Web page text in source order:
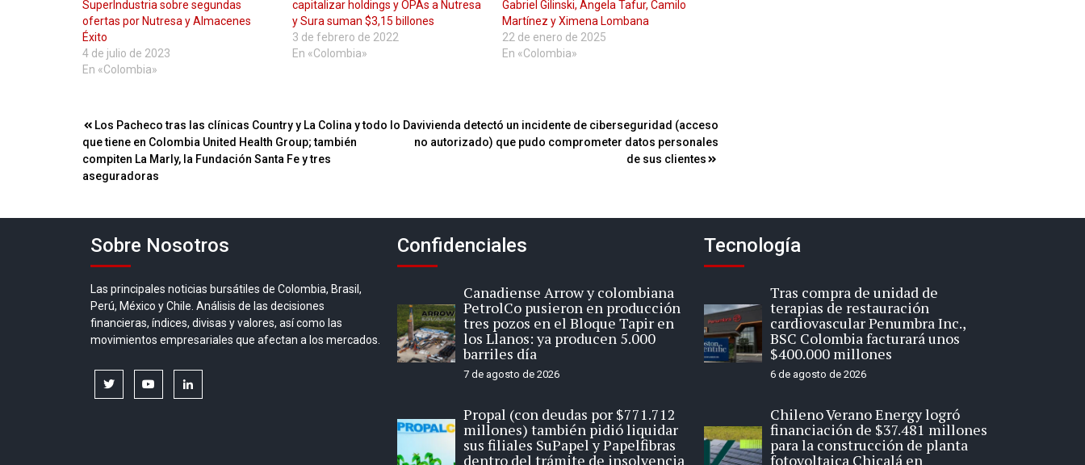
SuperIndustria sobre segundas
ofertas por Nutresa y Almacenes
Éxito
4 de julio de 2023
En «Colombia»
capitalizar holdings y OPAs a Nutresa
y Sura suman $3,15 billones
3 de febrero de 2022
En «Colombia»
Gabriel Gilinski, Ángela Tafur, Camilo
Martínez y Ximena Lombana
22 de enero de 2025
En «Colombia»
Navegación
de
entradas
Los Pacheco tras las clínicas Country y La Colina y todo lo
que tiene en Colombia United Health Group; también
compiten La Marly, la Fundación Santa Fe y tres
aseguradoras
Davivienda detectó un incidente de ciberseguridad (acceso
no autorizado) que pudo comprometer datos personales
de sus clientes
Sobre Nosotros
Las principales noticias bursátiles de Colombia, Brasil,
Perú, México y Chile. Análisis de las decisiones
financieras, índices, divisas y valores, así como las
movimientos empresariales que afectan a los mercados.
twitter youtubelinkedin
Confidenciales
Canadiense Arrow y colombiana
PetrolCo pusieron en producción
tres pozos en el Bloque Tapir en
los Llanos: ya producen 5.000
barriles día
7 de agosto de 2026
Propal (con deudas por $771.712
millones) también pidió liquidar
sus filiales SuPapel y Papelfibras
dentro del trámite de insolvencia
Tecnología
Tras compra de unidad de
terapias de restauración
cardiovascular Penumbra Inc.,
BSC Colombia facturará unos
$400.000 millones
6 de agosto de 2026
Chileno Verano Energy logró
financiación de $37.481 millones
para la construcción de planta
fotovoltaica Chicalá en